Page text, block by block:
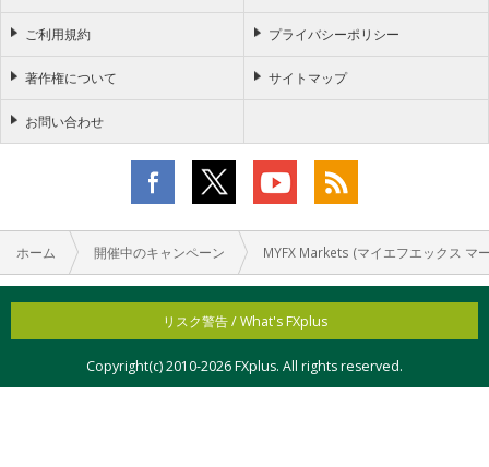
ホーム 開催中のキャンペーン MYFX Markets (マイエフエックス マ
ご利用規約 プライバシーポリシー
著作権について サイトマップ
お問い合わせ
リスク警告 / What's FXplus
Copyright(c) 2010-2026 FXplus. All rights reserved.